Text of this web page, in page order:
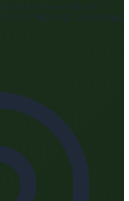
w realizacji
drogowego, kolejowego,